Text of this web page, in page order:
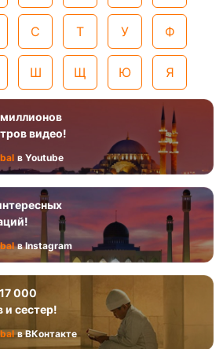
С Т У Ф
Ш Щ Ю Я
видео!
в Youtube
в Instagram
000
и сестер!
в ВКонтакте